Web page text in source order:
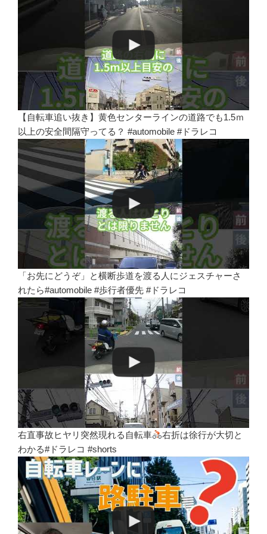
【自転車追い抜き】黄色センターラインの道路でも1.5ｍ
以上の安全間隔守ってる？ #automobile #ドラレコ
「お先にどうぞ」と横断歩道を渡る人にジェスチャーさ
れたら#automobile #歩行者優先 #ドラレコ
右直事故ヒヤリ突然現れる自転車
右折は徐行が大切と
わかる#ドラレコ #shorts